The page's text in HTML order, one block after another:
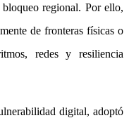
regional. Por ello,
de fronteras físicas o
redes y resiliencia
digital, adoptó